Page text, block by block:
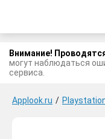
Внимание!
могут наблюдаться
сервиса.
Applook.ru /